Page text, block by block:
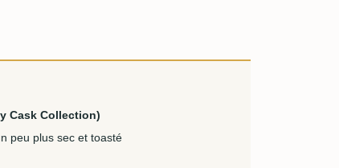
Cask Collection)
peu plus sec et toasté